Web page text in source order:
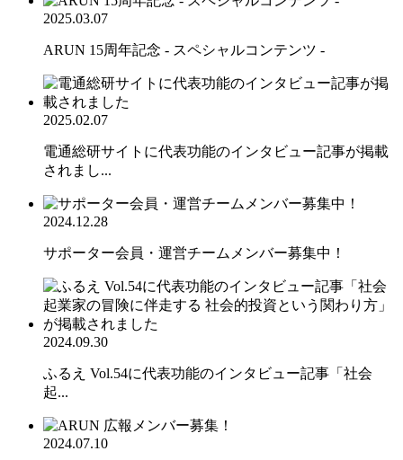
2025.03.07
ARUN 15周年記念 - スペシャルコンテンツ -
2025.02.07
電通総研サイトに代表功能のインタビュー記事が掲載
されまし...
2024.12.28
サポーター会員・運営チームメンバー募集中！
2024.09.30
ふるえ Vol.54に代表功能のインタビュー記事「社会
起...
2024.07.10